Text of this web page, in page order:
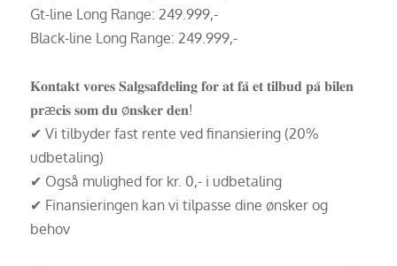
Gt-line Long Range: 249.999,-
Black-line Long Range: 249.999,-
𝐊𝐨𝐧𝐭𝐚𝐤𝐭 𝐯𝐨𝐫𝐞𝐬 𝐒𝐚𝐥𝐠𝐬𝐚𝐟𝐝𝐞𝐥𝐢𝐧𝐠 𝐟𝐨𝐫 𝐚𝐭 𝐟𝐚̊ 𝐞𝐭 𝐭𝐢𝐥𝐛𝐮𝐝 𝐩𝐚̊ 𝐛𝐢𝐥𝐞𝐧
𝐩𝐫æ𝐜𝐢𝐬 𝐬𝐨𝐦 𝐝𝐮 ø𝐧𝐬𝐤𝐞𝐫 𝐝𝐞𝐧!
✔ Vi tilbyder fast rente ved finansiering (20%
udbetaling)
✔ Også mulighed for kr. 0,- i udbetaling
✔ Finansieringen kan vi tilpasse dine ønsker og
behov